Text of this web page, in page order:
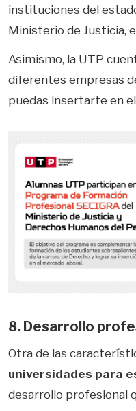
instituciones del
Ministerio de Justicia,
Asimismo, la UTP
diferentes empresas
puedas insertarte en
8. Desarrollo
Otra de las
universidades para
desarrollo profesional